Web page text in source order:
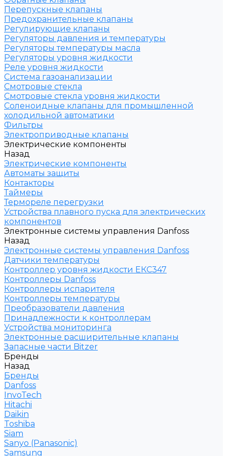
Перепускные клапаны
Предохранительные клапаны
Регулирующие клапаны
Регуляторы давления и температуры
Регуляторы температуры масла
Регуляторы уровня жидкости
Реле уровня жидкости
Система газоанализации
Смотровые стекла
Смотровые стекла уровня жидкости
Соленоидные клапаны для промышленной
холодильной автоматики
Фильтры
Электроприводные клапаны
Электрические компоненты
Назад
Электрические компоненты
Автоматы защиты
Контакторы
Таймеры
Термореле перегрузки
Устройства плавного пуска для электрических
компонентов
Электронные системы управления Danfoss
Назад
Электронные системы управления Danfoss
Датчики температуры
Контроллер уровня жидкости ЕКС347
Контроллеры Danfoss
Контроллеры испарителя
Контроллеры температуры
Преобразователи давления
Принадлежности к контроллерам
Устройства мониторинга
Электронные расширительные клапаны
Запасные части Bitzer
Бренды
Назад
Бренды
Danfoss
InvoTech
Hitachi
Daikin
Toshiba
Siam
Sanyo (Panasonic)
Samsung